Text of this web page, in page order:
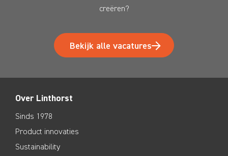
creëren?
Bekijk alle vacatures
Over Linthorst
Sinds 1978
Product innovaties
Sustainability